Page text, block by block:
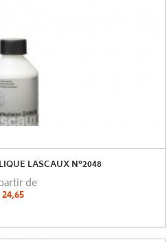
LASCAUX N°2048
de
24,65